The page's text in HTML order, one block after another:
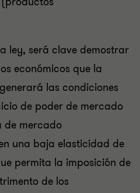
ley, será clave demostrar
económicos que la
las condiciones
de poder de mercado
de mercado
una baja elasticidad de
permita la imposición de
de los